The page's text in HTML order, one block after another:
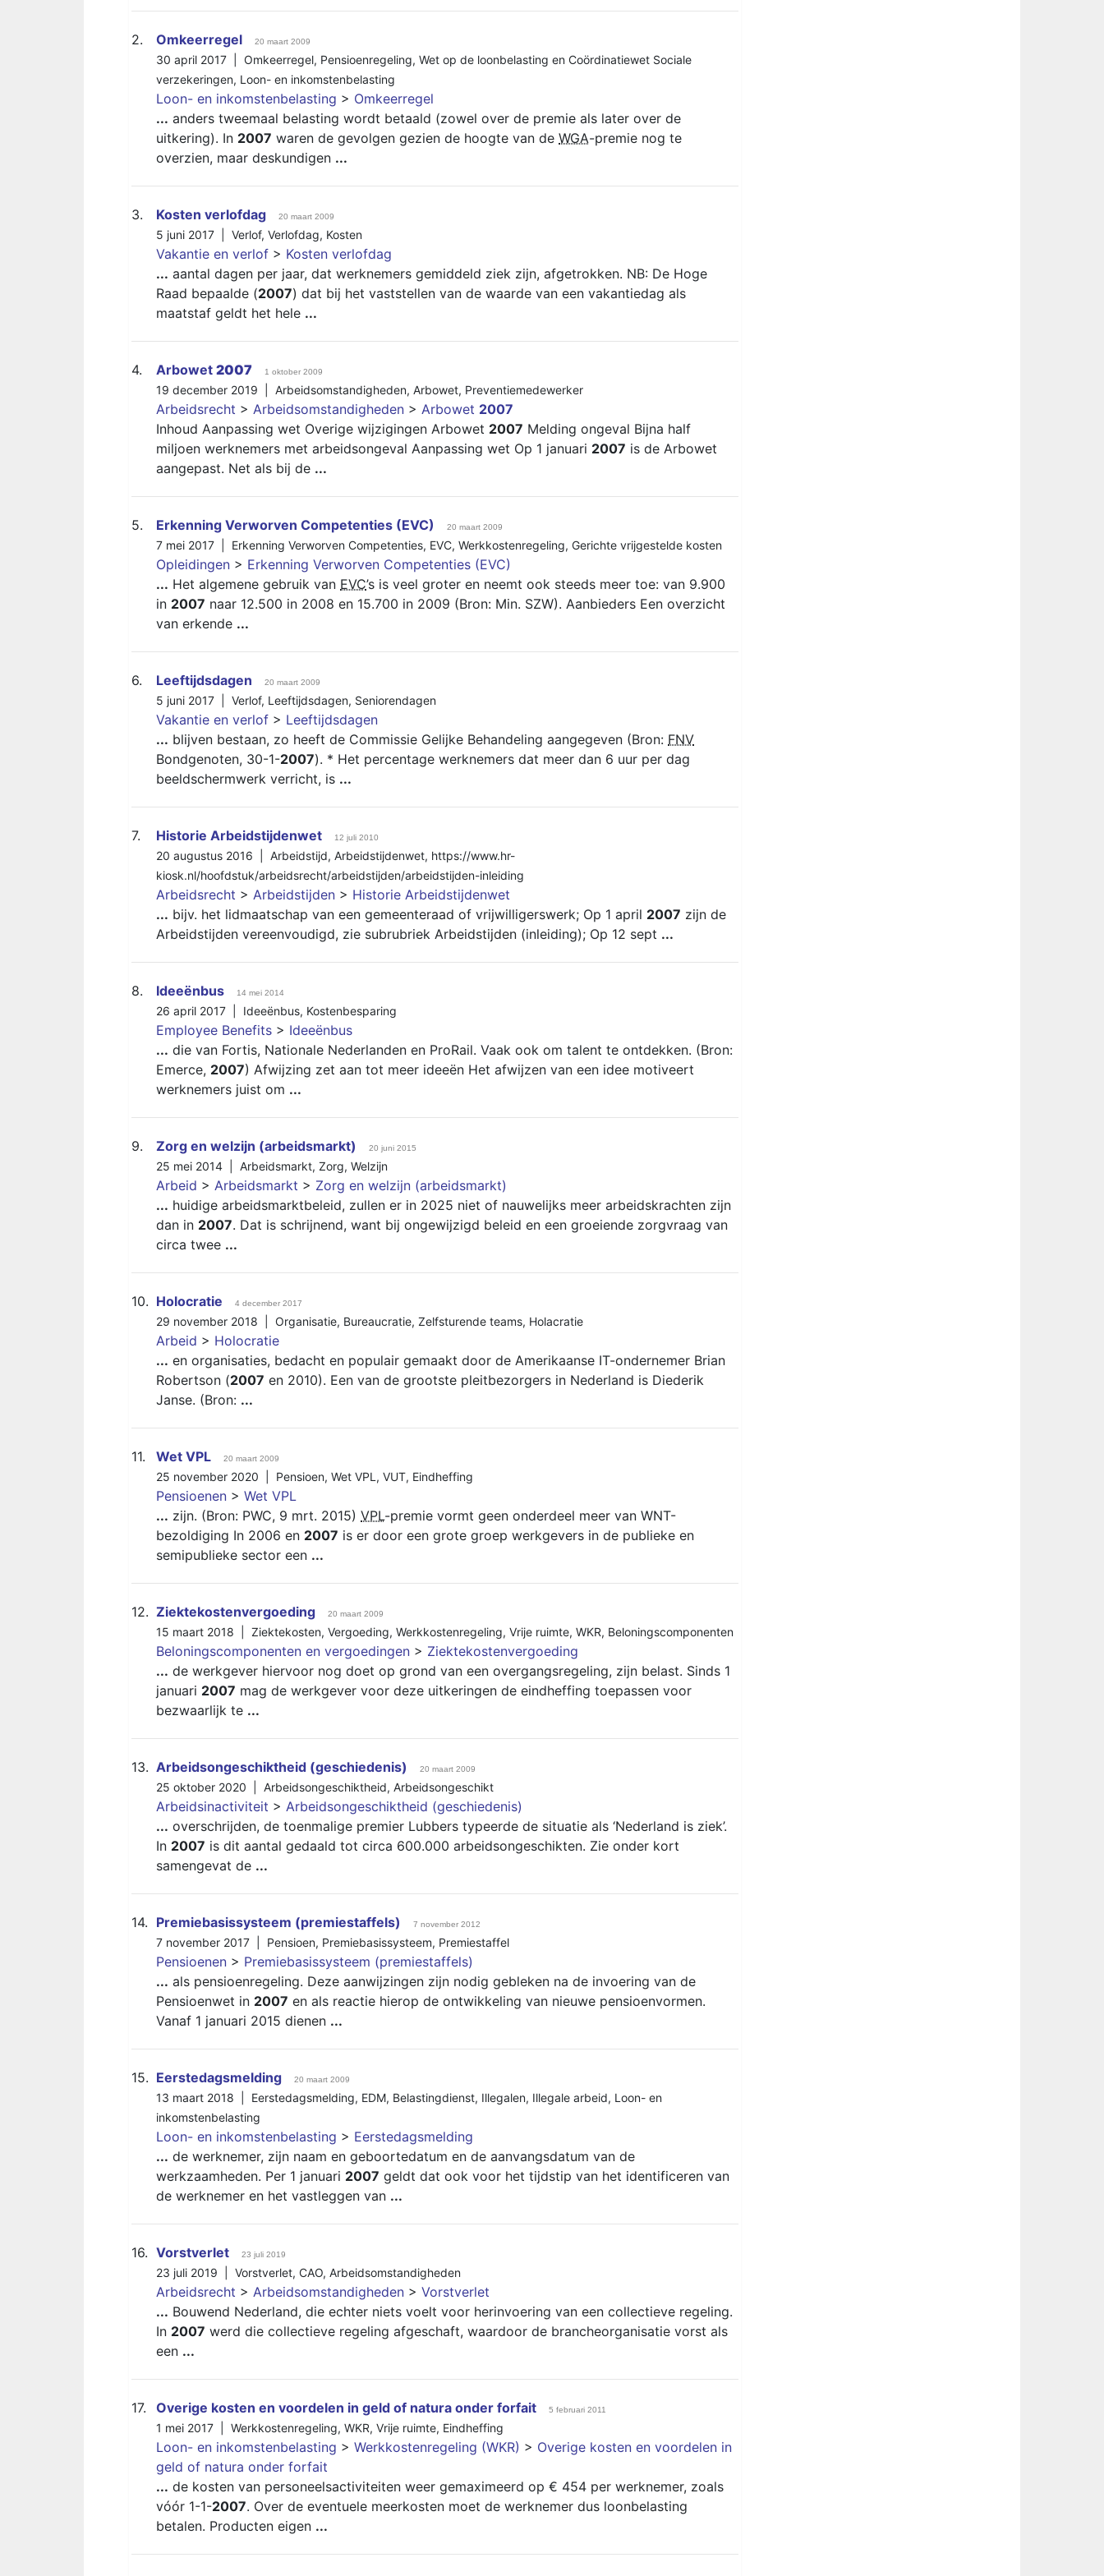
2. Omkeerregel 20 maart 2009
30 april 2017 | Omkeerregel, Pensioenregeling, Wet op de loonbelasting en Coördinatiewet Sociale
verzekeringen, Loon- en inkomstenbelasting
Loon- en inkomstenbelasting > Omkeerregel
... anders tweemaal belasting wordt betaald (zowel over de premie als later over de
uitkering). In 2007 waren de gevolgen gezien de hoogte van de WGA-premie nog te
overzien, maar deskundigen ...
3. Kosten verlofdag 20 maart 2009
5 juni 2017 | Verlof, Verlofdag, Kosten
Vakantie en verlof > Kosten verlofdag
... aantal dagen per jaar, dat werknemers gemiddeld ziek zijn, afgetrokken. NB: De Hoge
Raad bepaalde (2007) dat bij het vaststellen van de waarde van een vakantiedag als
maatstaf geldt het hele ...
4. Arbowet 2007 1 oktober 2009
19 december 2019 | Arbeidsomstandigheden, Arbowet, Preventiemedewerker
Arbeidsrecht > Arbeidsomstandigheden > Arbowet 2007
Inhoud Aanpassing wet Overige wijzigingen Arbowet 2007 Melding ongeval Bijna half
miljoen werknemers met arbeidsongeval Aanpassing wet Op 1 januari 2007 is de Arbowet
aangepast. Net als bij de ...
5. Erkenning Verworven Competenties (EVC) 20 maart 2009
7 mei 2017 | Erkenning Verworven Competenties, EVC, Werkkostenregeling, Gerichte vrijgestelde kosten
Opleidingen > Erkenning Verworven Competenties (EVC)
... Het algemene gebruik van EVC’s is veel groter en neemt ook steeds meer toe: van 9.900
in 2007 naar 12.500 in 2008 en 15.700 in 2009 (Bron: Min. SZW). Aanbieders Een overzicht
van erkende ...
6. Leeftijdsdagen 20 maart 2009
5 juni 2017 | Verlof, Leeftijdsdagen, Seniorendagen
Vakantie en verlof > Leeftijdsdagen
... blijven bestaan, zo heeft de Commissie Gelijke Behandeling aangegeven (Bron: FNV
Bondgenoten, 30-1-2007). * Het percentage werknemers dat meer dan 6 uur per dag
beeldschermwerk verricht, is ...
7. Historie Arbeidstijdenwet 12 juli 2010
20 augustus 2016 | Arbeidstijd, Arbeidstijdenwet, https://www.hr-
kiosk.nl/hoofdstuk/arbeidsrecht/arbeidstijden/arbeidstijden-inleiding
Arbeidsrecht > Arbeidstijden > Historie Arbeidstijdenwet
... bijv. het lidmaatschap van een gemeenteraad of vrijwilligerswerk; Op 1 april 2007 zijn de
Arbeidstijden vereenvoudigd, zie subrubriek Arbeidstijden (inleiding); Op 12 sept ...
8. Ideeënbus 14 mei 2014
26 april 2017 | Ideeënbus, Kostenbesparing
Employee Benefits > Ideeënbus
... die van Fortis, Nationale Nederlanden en ProRail. Vaak ook om talent te ontdekken. (Bron:
Emerce, 2007) Afwijzing zet aan tot meer ideeën Het afwijzen van een idee motiveert
werknemers juist om ...
9. Zorg en welzijn (arbeidsmarkt) 20 juni 2015
25 mei 2014 | Arbeidsmarkt, Zorg, Welzijn
Arbeid > Arbeidsmarkt > Zorg en welzijn (arbeidsmarkt)
... huidige arbeidsmarktbeleid, zullen er in 2025 niet of nauwelijks meer arbeidskrachten zijn
dan in 2007. Dat is schrijnend, want bij ongewijzigd beleid en een groeiende zorgvraag van
circa twee ...
10. Holocratie 4 december 2017
29 november 2018 | Organisatie, Bureaucratie, Zelfsturende teams, Holacratie
Arbeid > Holocratie
... en organisaties, bedacht en populair gemaakt door de Amerikaanse IT-ondernemer Brian
Robertson (2007 en 2010). Een van de grootste pleitbezorgers in Nederland is Diederik
Janse. (Bron: ...
11. Wet VPL 20 maart 2009
25 november 2020 | Pensioen, Wet VPL , VUT, Eindheffing
Pensioenen > Wet VPL
... zijn. (Bron: PWC, 9 mrt. 2015) VPL-premie vormt geen onderdeel meer van WNT-
bezoldiging In 2006 en 2007 is er door een grote groep werkgevers in de publieke en
semipublieke sector een ...
12. Ziektekostenvergoeding 20 maart 2009
15 maart 2018 | Ziektekosten, Vergoeding, Werkkostenregeling, Vrije ruimte, WKR, Beloningscomponenten
Beloningscomponenten en vergoedingen > Ziektekostenvergoeding
... de werkgever hiervoor nog doet op grond van een overgangsregeling, zijn belast. Sinds 1
januari 2007 mag de werkgever voor deze uitkeringen de eindheffing toepassen voor
bezwaarlijk te ...
13. Arbeidsongeschiktheid (geschiedenis) 20 maart 2009
25 oktober 2020 | Arbeidsongeschiktheid, Arbeidsongeschikt
Arbeidsinactiviteit > Arbeidsongeschiktheid (geschiedenis)
... overschrijden, de toenmalige premier Lubbers typeerde de situatie als ‘Nederland is ziek’.
In 2007 is dit aantal gedaald tot circa 600.000 arbeidsongeschikten. Zie onder kort
samengevat de ...
14. Premiebasissysteem (premiestaffels) 7 november 2012
7 november 2017 | Pensioen, Premiebasissysteem, Premiestaffel
Pensioenen > Premiebasissysteem (premiestaffels)
... als pensioenregeling. Deze aanwijzingen zijn nodig gebleken na de invoering van de
Pensioenwet in 2007 en als reactie hierop de ontwikkeling van nieuwe pensioenvormen.
Vanaf 1 januari 2015 dienen ...
15. Eerstedagsmelding 20 maart 2009
13 maart 2018 | Eerstedagsmelding, EDM, Belastingdienst, Illegalen, Illegale arbeid, Loon- en
inkomstenbelasting
Loon- en inkomstenbelasting > Eerstedagsmelding
... de werknemer, zijn naam en geboortedatum en de aanvangsdatum van de
werkzaamheden. Per 1 januari 2007 geldt dat ook voor het tijdstip van het identificeren van
de werknemer en het vastleggen van ...
16. Vorstverlet 23 juli 2019
23 juli 2019 | Vorstverlet, CAO, Arbeidsomstandigheden
Arbeidsrecht > Arbeidsomstandigheden > Vorstverlet
... Bouwend Nederland, die echter niets voelt voor herinvoering van een collectieve regeling.
In 2007 werd die collectieve regeling afgeschaft, waardoor de brancheorganisatie vorst als
een ...
17. Overige kosten en voordelen in geld of natura onder forfait 5 februari 2011
1 mei 2017 | Werkkostenregeling, WKR, Vrije ruimte, Eindheffing
Loon- en inkomstenbelasting > Werkkostenregeling (WKR) > Overige kosten en voordelen in
geld of natura onder forfait
... de kosten van personeelsactiviteiten weer gemaximeerd op € 454 per werknemer, zoals
vóór 1-1-2007. Over de eventuele meerkosten moet de werknemer dus loonbelasting
betalen. Producten eigen ...